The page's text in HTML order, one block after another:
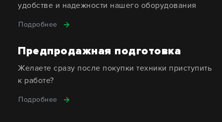
удобстве и надежности нашего оборудования
Подробнее
Предпродажная подготовка
Желаете сразу после покупки техники приступить
к работе?
Подробнее